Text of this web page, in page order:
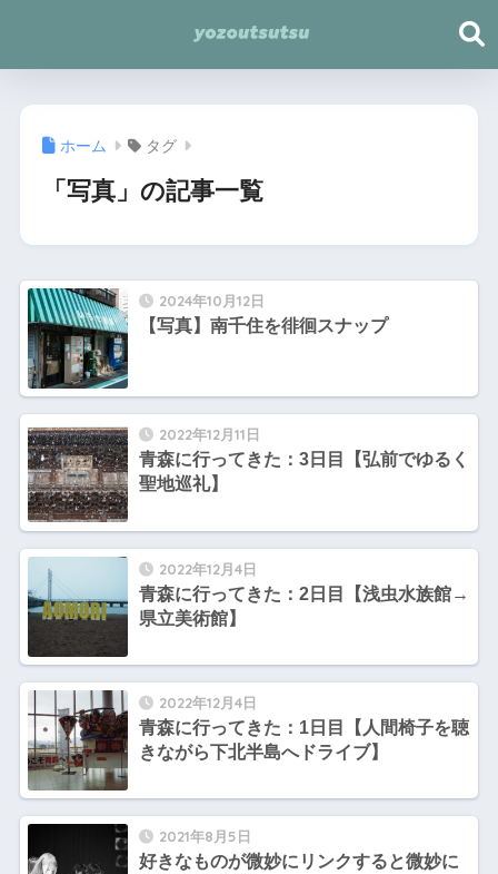
ホーム タグ
「写真」の記事一覧
2024年10月12日
【写真】南千住を徘徊スナップ
2022年12月11日
青森に行ってきた：3日目【弘前でゆるく
聖地巡礼】
2022年12月4日
青森に行ってきた：2日目【浅虫水族館→
県立美術館】
2022年12月4日
青森に行ってきた：1日目【人間椅子を聴
きながら下北半島へドライブ】
2021年8月5日
好きなものが微妙にリンクすると微妙に